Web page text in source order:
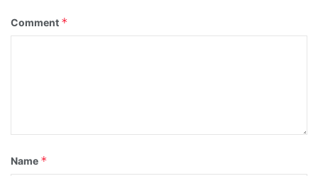
Comment *
Name *